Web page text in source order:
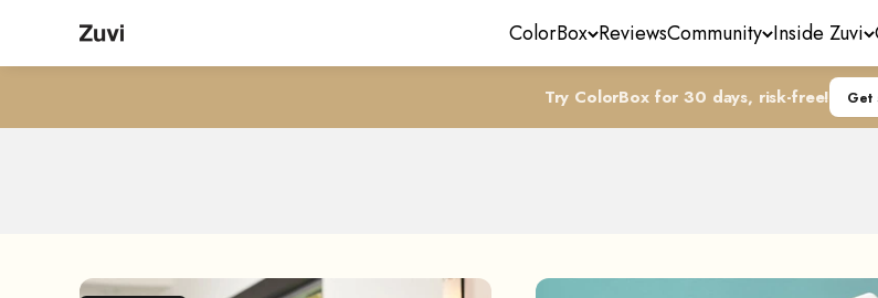
ColorBox ReviewsCommunity Inside Zuvi
Zuvi
Try ColorBox for 30 days, risk-free! Get
More Than Just a Blower
Demystifying the magic of your Zuvi Halo device and